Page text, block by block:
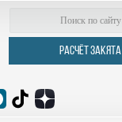
РАСЧЁТ ЗАКЯТА